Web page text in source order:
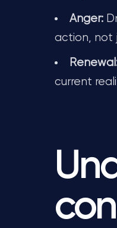
Anger:
action, not
current